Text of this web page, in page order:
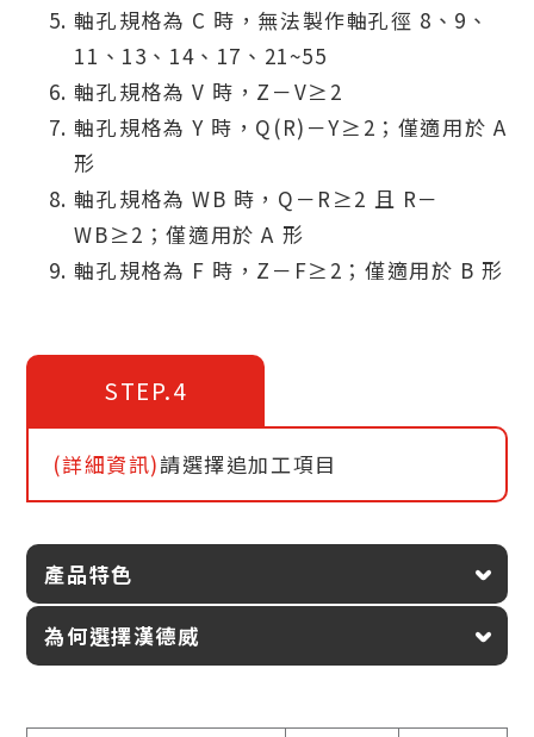
軸孔規格為 C 時，無法製作軸孔徑 8、9、
11、13、14、17、21~55
軸孔規格為 V 時，Z－V≥2
軸孔規格為 Y 時，Q(R)－Y≥2；僅適用於 A
形
軸孔規格為 WB 時，Q－R≥2 且 R－
WB≥2；僅適用於 A 形
軸孔規格為 F 時，Z－F≥2；僅適用於 B 形
STEP.4
(詳細資訊)請選擇追加工項目
產品特色
為何選擇漢德威